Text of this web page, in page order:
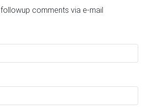
comments via e-mail